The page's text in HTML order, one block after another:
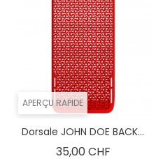
APERÇU RAPIDE
Dorsale JOHN DOE BACK...
35,00 CHFPrix